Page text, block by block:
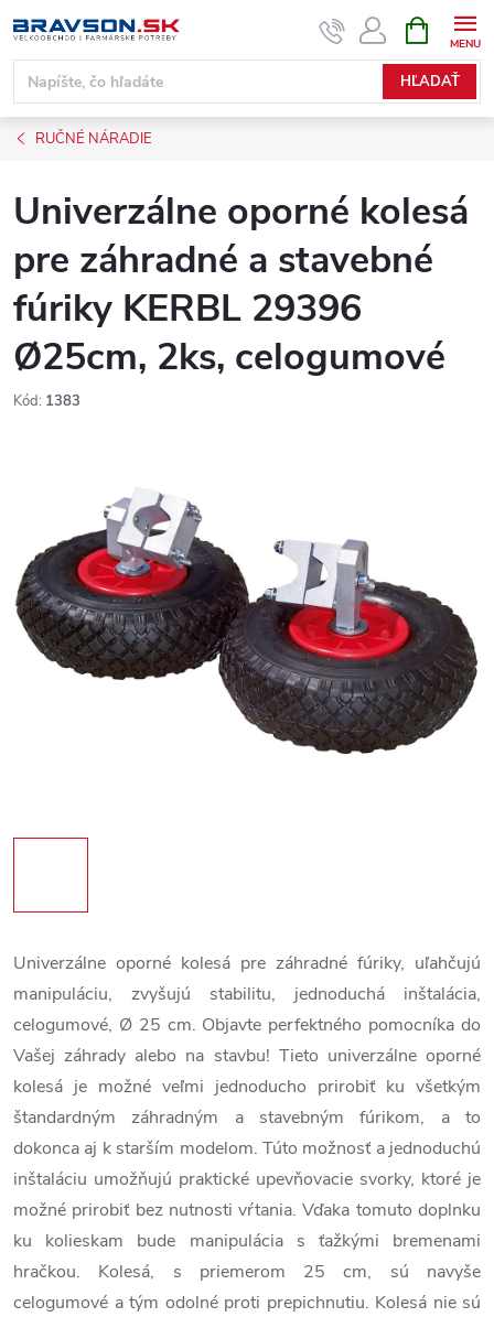
na
obsah
HĽADAŤ
KOŠÍK
RUČNÉ NÁRADIE
Univerzálne oporné kolesá
pre záhradné a stavebné
fúriky KERBL 29396
Ø25cm, 2ks, celogumové
Kód: 1383
Univerzálne oporné kolesá pre záhradné fúriky, uľahčujú
manipuláciu, zvyšujú stabilitu, jednoduchá inštalácia,
celogumové, Ø 25 cm. Objavte perfektného pomocníka do
Vašej záhrady alebo na stavbu! Tieto univerzálne oporné
kolesá je možné veľmi jednoducho prirobiť ku všetkým
štandardným záhradným a stavebným fúrikom, a to
dokonca aj k starším modelom. Túto možnosť a jednoduchú
inštaláciu umožňujú praktické upevňovacie svorky, ktoré je
možné prirobiť bez nutnosti vŕtania. Vďaka tomuto doplnku
ku kolieskam bude manipulácia s ťažkými bremenami
hračkou. Kolesá, s priemerom 25 cm, sú navyše
celogumové a tým odolné proti prepichnutiu. Kolesá nie sú